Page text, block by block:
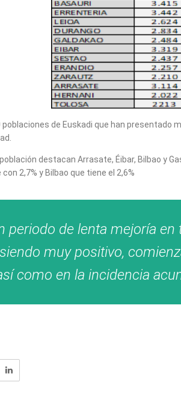
de Euskadi que han
destacan Arrasate, Éibar, Bilbao y
2,7% y Bilbao que tiene el 2,6%
periodo de lenta mejoría
muy positivo,
como en la incidencia